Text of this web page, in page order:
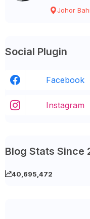
Johor
Social Plugin
Facebook
Instagram
Blog Stats Since
40,695,472